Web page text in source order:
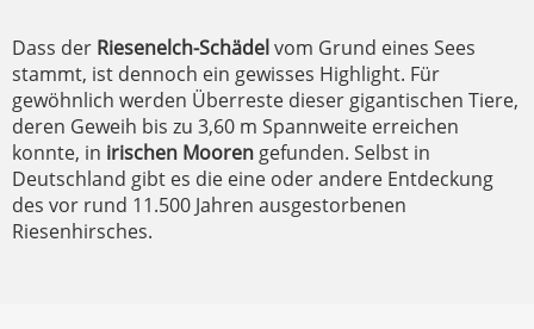
Dass der Riesenelch-Schädelvom Grund eines Sees
stammt, ist dennoch ein gewisses Highlight. Für
gewöhnlich werden Überreste dieser gigantischen Tiere,
deren Geweih bis zu 3,60 m Spannweite erreichen
konnte, in irischen Mooren gefunden. Selbst in
Deutschland gibt es die eine oder andere Entdeckung
des vor rund 11.500 Jahren ausgestorbenen
Riesenhirsches.